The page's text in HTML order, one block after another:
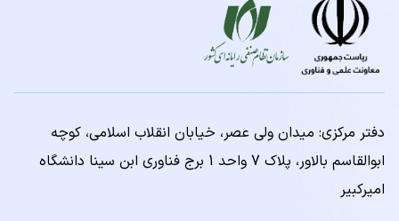
دفتر مرکزی: ميدان ولي عصر، خيابان انقلاب اسلامي، كوچه
ابوالقاسم بالاور، پلاك 7 واحد 1 برج فناوری ابن سینا دانشگاه
امیرکبیر